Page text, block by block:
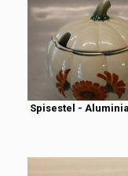
Spisestel -